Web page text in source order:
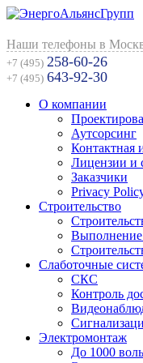
Наши телефоны в
+7 (495) 258-60-26
+7 (495) 643-92-30
О компании
Аутсорсинг
Контактная
Лицензии и
Заказчики
Privacy
Строительство
Выполнение
Слаботочные
СКС
Контроль
Электромонтаж
До 1000